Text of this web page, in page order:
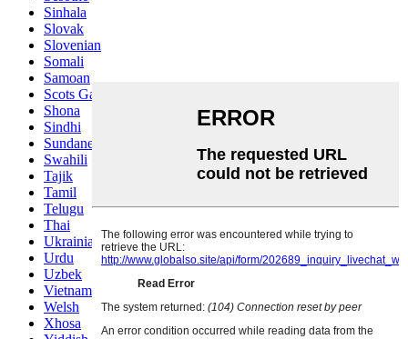
Sinhala
Slovak
Slovenian
Somali
Samoan
Scots Gaelic
Shona
Sindhi
Sundanese
Swahili
Tajik
Tamil
Telugu
Thai
Ukrainian
Urdu
Uzbek
Vietnamese
Welsh
Xhosa